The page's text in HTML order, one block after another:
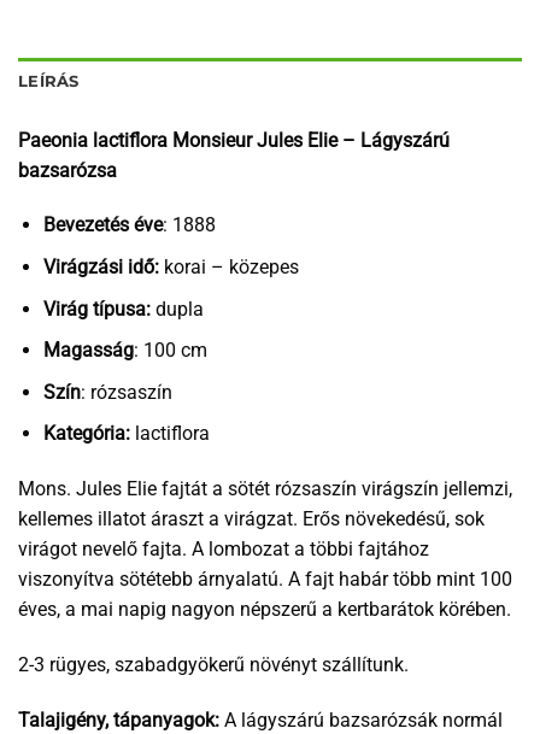
LEÍRÁS
Paeonia lactiflora Monsieur Jules Elie – Lágyszárú
bazsarózsa
Bevezetés éve: 1888
Virágzási idő: korai – közepes
Virág típusa:dupla
Magasság: 100 cm
Szín: rózsaszín
Kategória:lactiflora
Mons. Jules Elie fajtát a sötét rózsaszín virágszín jellemzi,
kellemes illatot áraszt a virágzat. Erős növekedésű, sok
virágot nevelő fajta. A lombozat a többi fajtához
viszonyítva sötétebb árnyalatú. A fajt habár több mint 100
éves, a mai napig nagyon népszerű a kertbarátok körében.
2-3 rügyes, szabadgyökerű növényt szállítunk.
Talajigény, tápanyagok: A lágyszárú bazsarózsák normál